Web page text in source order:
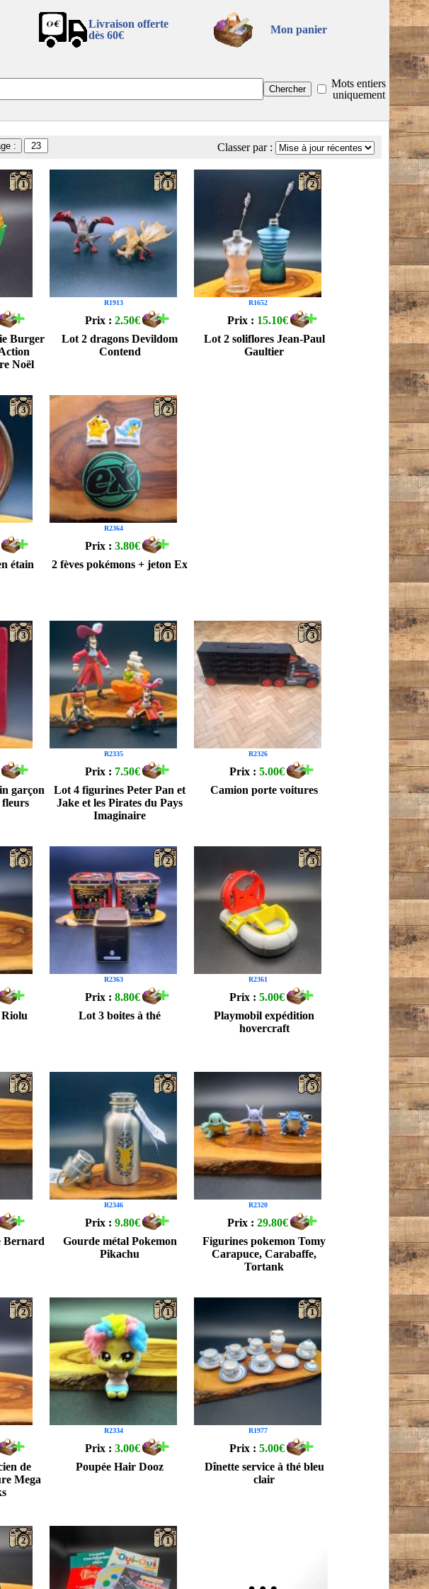
Livraison offerte
dès 60€
Mon panier
Mots entiers
uniquement
Classer par :
1
Burger
Noël
R1913
1
Prix :2.50€
Lot 2 dragons Devildom
Contend
R1652
2
Prix : 15.10€
Lot 2 soliflores Jean-Paul
Gaultier
3
étain
R2364
2
Prix :3.80€
2 fèves pokémons + jeton Ex
3
garçon
fleurs
R2335
1
Prix : 7.50€
Lot 4 figurines Peter Pan et
Jake et les Pirates du Pays
Imaginaire
R2326
3
Prix :5.00€
Camion porte voitures
3
R2363
2
Prix :8.80€
Lot 3 boites à thé
R2361
3
Prix :5.00€
Playmobil expédition
hovercraft
2
Bernard
R2346
2
Prix :9.80€
Gourde métal Pokemon
Pikachu
R2320
5
Prix :29.80€
Figurines pokemon Tomy
Carapuce, Carabaffe,
Tortank
2
de
Mega
R2334
1
Prix :3.00€
Poupée Hair Dooz
R1977
1
Prix :5.00€
Dînette service à thé bleu
clair
2 1